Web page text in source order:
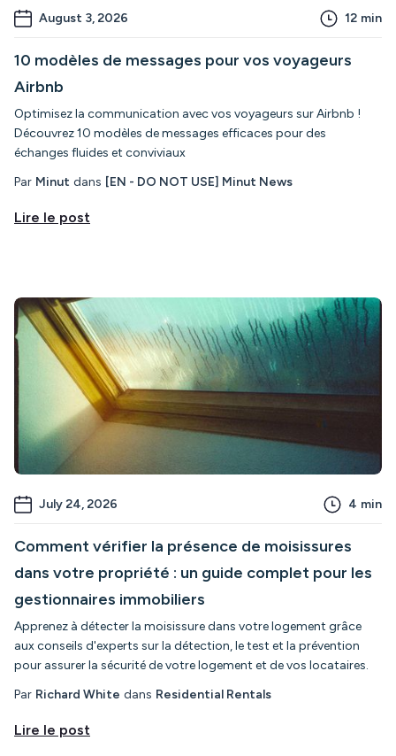
August 3, 2026 12 min
10 modèles de messages pour vos voyageurs
Airbnb
Optimisez la communication avec vos voyageurs sur Airbnb !
Découvrez 10 modèles de messages efficaces pour des
échanges fluides et conviviaux
Par Minut dans [EN - DO NOT USE] Minut News
Lire le post
July 24, 2026 4 min
Comment vérifier la présence de moisissures
dans votre propriété : un guide complet pour les
gestionnaires immobiliers
Apprenez à détecter la moisissure dans votre logement grâce
aux conseils d'experts sur la détection, le test et la prévention
pour assurer la sécurité de votre logement et de vos locataires.
Par Richard White dans Residential Rentals
Lire le post